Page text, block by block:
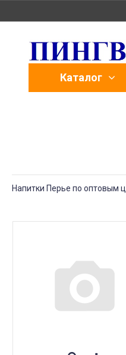
Каталог
Напитки Перье по оптовым